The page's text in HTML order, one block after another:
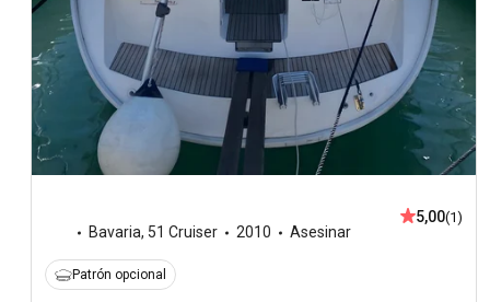
Bavaria, 51 Cruiser 2010 Asesinar
5,00(1)
Patrón opcional